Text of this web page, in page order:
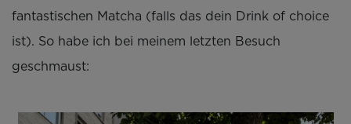
fantastischen Matcha (falls das dein Drink of choice
ist). So habe ich bei meinem letzten Besuch
geschmaust: